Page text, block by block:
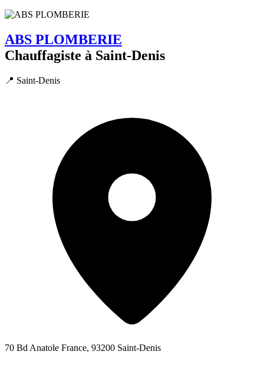
ABS PLOMBERIE
Chauffagiste à Saint-Denis
📍 Saint-Denis
70 Bd Anatole France, 93200 Saint-Denis